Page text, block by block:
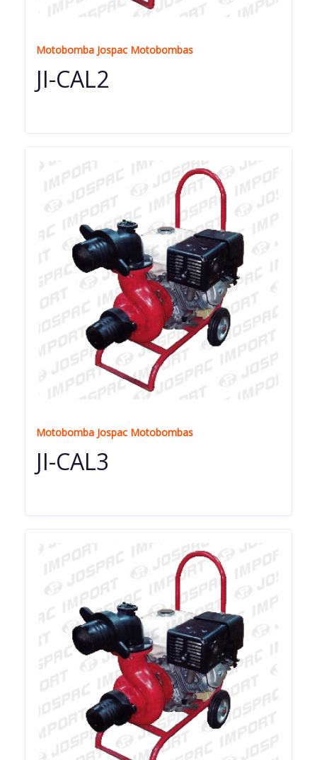
Motobomba Jospac Motobombas
JI-CAL2
Motobomba Jospac Motobombas
JI-CAL3